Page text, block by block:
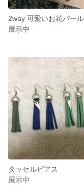
展示中
タッセルピアス
展示中